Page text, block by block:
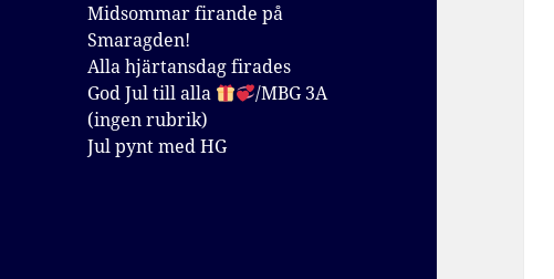
Midsommar firande på
Smaragden!
Alla hjärtansdag firades
God Jul till alla
/MBG 3A
(ingen rubrik)
Jul pynt med HG